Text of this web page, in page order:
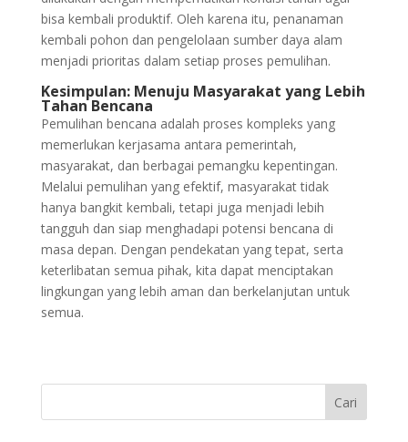
bisa kembali produktif. Oleh karena itu, penanaman
kembali pohon dan pengelolaan sumber daya alam
menjadi prioritas dalam setiap proses pemulihan.
Kesimpulan: Menuju Masyarakat yang Lebih
Tahan Bencana
Pemulihan bencana adalah proses kompleks yang
memerlukan kerjasama antara pemerintah,
masyarakat, dan berbagai pemangku kepentingan.
Melalui pemulihan yang efektif, masyarakat tidak
hanya bangkit kembali, tetapi juga menjadi lebih
tangguh dan siap menghadapi potensi bencana di
masa depan. Dengan pendekatan yang tepat, serta
keterlibatan semua pihak, kita dapat menciptakan
lingkungan yang lebih aman dan berkelanjutan untuk
semua.
Cari